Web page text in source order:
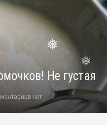
❅
❅ Не густая
нет